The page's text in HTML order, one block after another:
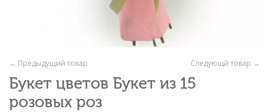
Следующй товар →
← Предыдущий товар
Букет цветов Букет из 15
розовых роз